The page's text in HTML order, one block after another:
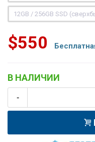
12GB / 256GB SSD
$550
В НАЛИЧИИ
-